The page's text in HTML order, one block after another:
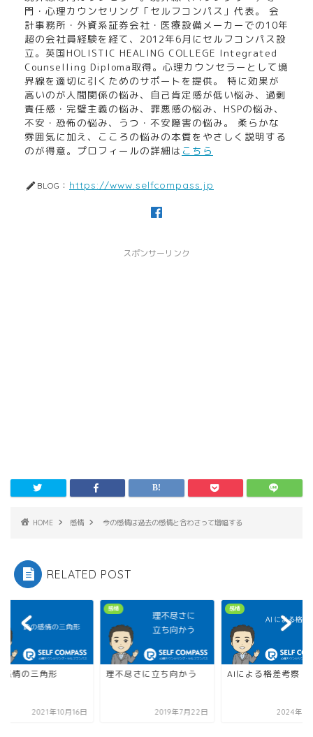
門・心理カウンセリング「セルフコンパス」代表。 会
計事務所・外資系証券会社・医療設備メーカーでの10年
超の会社員経験を経て、2012年6月にセルフコンパス設
立。英国HOLISTIC HEALING COLLEGE Integrated
Counselling Diploma取得。心理カウンセラーとして境
界線を適切に引くためのサポートを提供。 特に効果が
高いのが人間関係の悩み、自己肯定感が低い悩み、過剰
責任感・完璧主義の悩み、罪悪感の悩み、HSPの悩み、
不安・恐怖の悩み、うつ・不安障害の悩み。 柔らかな
雰囲気に加え、こころの悩みの本質をやさしく説明する
のが得意。プロフィールの詳細は こちら
BLOG： https://www.selfcompass.jp
スポンサーリンク
HOME 感情 今の感情は過去の感情と合わさって増幅する
RELATED POST
感情の三角形
2021年10月16日
感情
理不尽さに立ち向かう
2019年7月22日
感情
AIによる格差考察
2024年8